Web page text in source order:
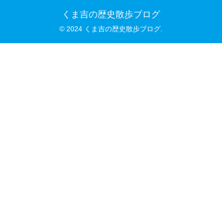
くま吉の歴史散歩ブログ
© 2024 くま吉の歴史散歩ブログ.